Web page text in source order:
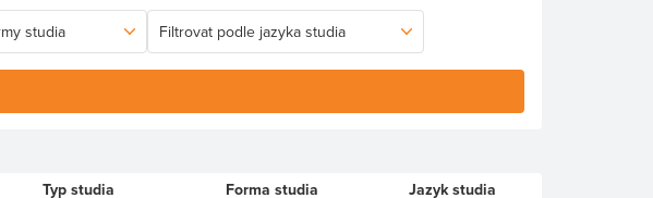
Typ studia Forma studia Jazyk studia